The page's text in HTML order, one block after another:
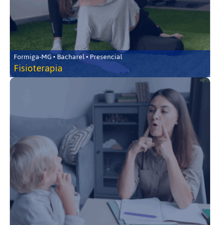
Formiga-MG • Bacharel • Presencial
Fisioterapia